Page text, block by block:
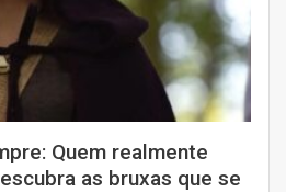
Quem realmente
as bruxas que se